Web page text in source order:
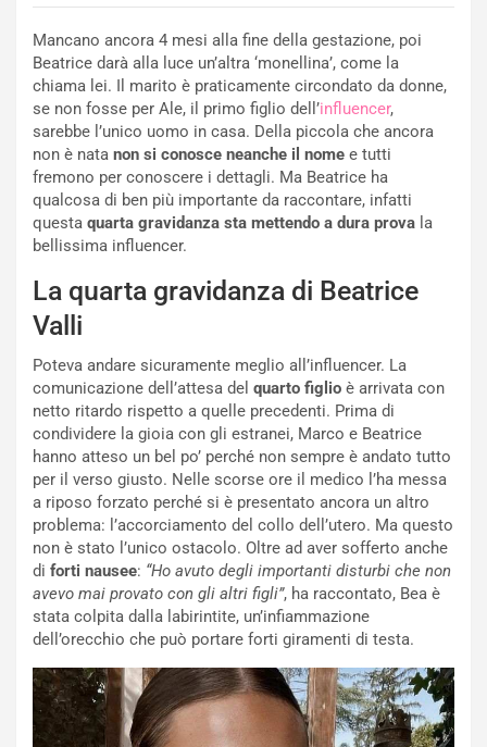
Mancano ancora 4 mesi alla fine della gestazione, poi
Beatrice darà alla luce un’altra ‘monellina’, come la
chiama lei. Il marito è praticamente circondato da donne,
se non fosse per Ale, il primo figlio dell’influencer,
sarebbe l’unico uomo in casa. Della piccola che ancora
non è nata non si conosce neanche il nome e tutti
fremono per conoscere i dettagli. Ma Beatrice ha
qualcosa di ben più importante da raccontare, infatti
questa quarta gravidanza sta mettendo a dura prova la
bellissima influencer.
La quarta gravidanza di Beatrice
Valli
Poteva andare sicuramente meglio all’influencer. La
comunicazione dell’attesa del quarto figlio è arrivata con
netto ritardo rispetto a quelle precedenti. Prima di
condividere la gioia con gli estranei, Marco e Beatrice
hanno atteso un bel po’ perché non sempre è andato tutto
per il verso giusto. Nelle scorse ore il medico l’ha messa
a riposo forzato perché si è presentato ancora un altro
problema: l’accorciamento del collo dell’utero. Ma questo
non è stato l’unico ostacolo. Oltre ad aver sofferto anche
di forti nausee: “Ho avuto degli importanti disturbi che non
avevo mai provato con gli altri figli”, ha raccontato, Bea è
stata colpita dalla labirintite, un’infiammazione
dell’orecchio che può portare forti giramenti di testa.